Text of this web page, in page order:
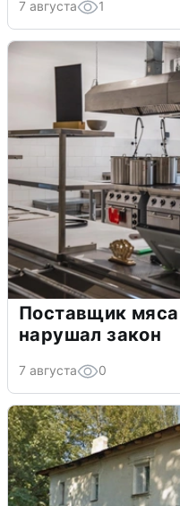
7 августа 1
Поставщик
нарушал закон
7 августа 0